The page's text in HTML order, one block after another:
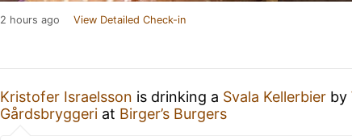
2 hours ago View Detailed Check-in
Kristofer Israelsson is drinking a Svala Kellerbier by
Gårdsbryggeri at Birger’s Burgers